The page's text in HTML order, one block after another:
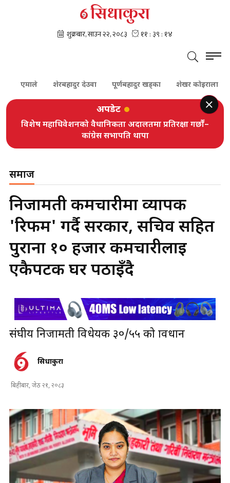
शेरबहादुर देउवा पूर्णबहादुर खड्का शेखर कोइराला कांग्रेस
अपडेट
विशेष महाधिवेशनको वैधानिकता अदालतमा प्रतिरक्षा गर्छौं–
कांग्रेस सभापति थापा
समाज
निजामती कर्मचारीमा व्यापक
'रिफम' गर्दै सरकार, सचिव सहित
पुराना १० हजार कर्मचारीलाई
एकैपटक घर पठाइँदै
संघीय निजामती विधेयक ३०/५५ को प्रावधान
सिधाकुरा
बिहीबार, जेठ २१, २०८३